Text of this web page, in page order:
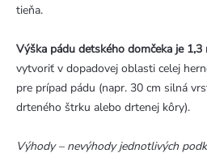
tieňa.
Výška pádu detského domčeka je 1,3
vytvoriť v dopadovej oblasti celej
pre prípad pádu (napr. 30 cm silná
drteného štrku alebo drtenej kôry).
Výhody – nevýhody jednotlivých